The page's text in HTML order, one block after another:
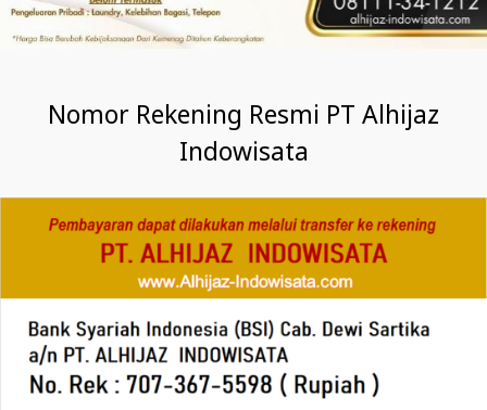
Nomor Rekening Resmi PT Alhijaz
Indowisata